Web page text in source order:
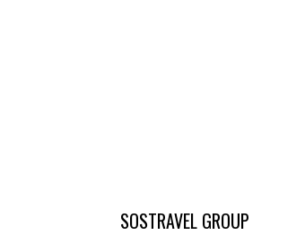
SOSTRAVEL GROUP